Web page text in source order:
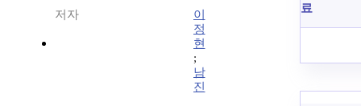
저자
이
정
현
;
남
진
료